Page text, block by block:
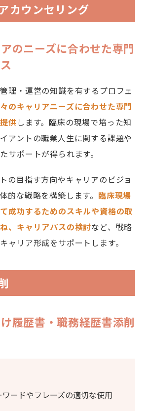
カウンセリング
のニーズに合わせた専門
理・運営の知識を有するプロフェ
のキャリアニーズに合わせた専門
供します。臨床の現場で培った知
アントの職業人生に関する課題や
サポートが得られます。
の目指す方向やキャリアのビジョ
的な戦略を構築します。 臨床現場
成功するためのスキルや資格の取
、キャリアパスの検討など、戦略
ャリア形成をサポートします。
履歴書・職務経歴書添削
ードやフレーズの適切な使用